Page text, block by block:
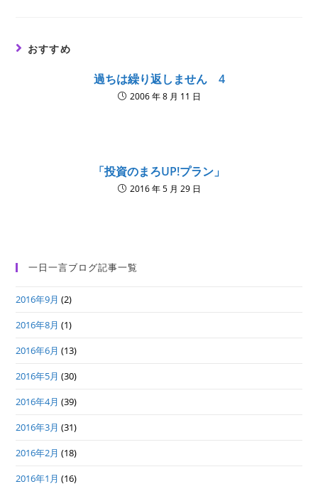
おすすめ
過ちは繰り返しません 4
2006 年 8 月 11 日
「投資のまろUP!プラン」
2016 年 5 月 29 日
一日一言ブログ記事一覧
2016年9月 (2)
2016年8月 (1)
2016年6月 (13)
2016年5月 (30)
2016年4月 (39)
2016年3月 (31)
2016年2月 (18)
2016年1月 (16)